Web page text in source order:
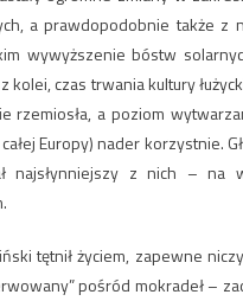
a prawdopodobnie także z
wywyższenie bóstw
kolei, czas trwania kultury
rzemiosła, a poziom
Europy) nader korzystnie.
najsłynniejszy z nich – na
tętnił życiem, zapewne
pośród mokradeł –